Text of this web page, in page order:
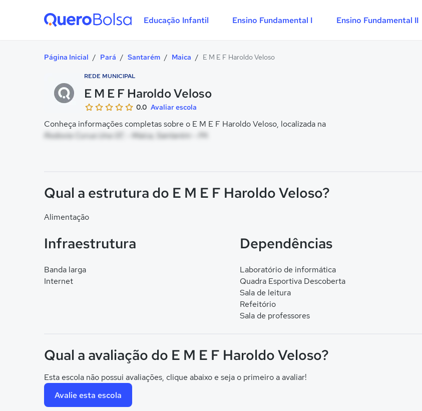
Educação Infantil Ensino Fundamental I Ensino Fundamental II
Página Inicial / Pará / Santarém / Maica / E M E F Haroldo Veloso
REDE MUNICIPAL
E M E F Haroldo Veloso
0.0 Avaliar escola
Conheça informações completas sobre o E M E F Haroldo Veloso, localizada na
Rodovia Curua Una 07, - Maica, Santarém - PA
Qual a estrutura do E M E F Haroldo Veloso?
Alimentação
Infraestrutura
Banda larga
Internet
Dependências
Laboratório de informática
Quadra Esportiva Descoberta
Sala de leitura
Refeitório
Sala de professores
Qual a avaliação do E M E F Haroldo Veloso?
Esta escola não possui avaliações, clique abaixo e seja o primeiro a avaliar!
Avalie esta escola